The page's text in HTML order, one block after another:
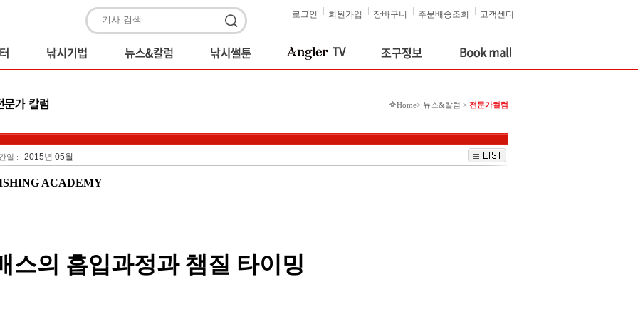
고객센터
주문배송조회
장바구니
회원가입
로그인
Home> 뉴스&칼럼 > 전문가컬럼
일 : 2015년 05월